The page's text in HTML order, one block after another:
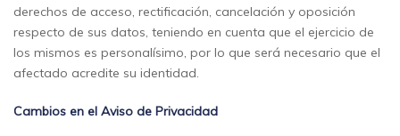
derechos de acceso, rectificación, cancelación y oposición
respecto de sus datos, teniendo en cuenta que el ejercicio de
los mismos es personalísimo, por lo que será necesario que el
afectado acredite su identidad.
Cambios en el Aviso de Privacidad